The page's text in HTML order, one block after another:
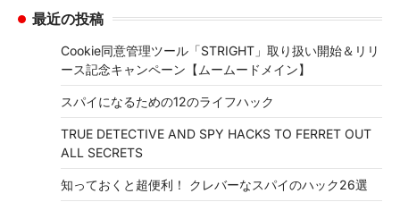
最近の投稿
Cookie同意管理ツール「STRIGHT」取り扱い開始＆リリ
ース記念キャンペーン【ムームードメイン】
スパイになるための12のライフハック
TRUE DETECTIVE AND SPY HACKS TO FERRET OUT
ALL SECRETS
知っておくと超便利！ クレバーなスパイのハック26選